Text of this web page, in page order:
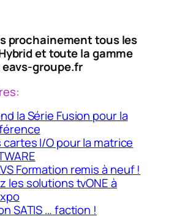
prochainement tous les
et toute la gamme
groupe.fr
la Série Fusion pour la
cartes I/O pour la matrice
Formation remis à neuf !
les solutions tvONE à
SATIS … faction !